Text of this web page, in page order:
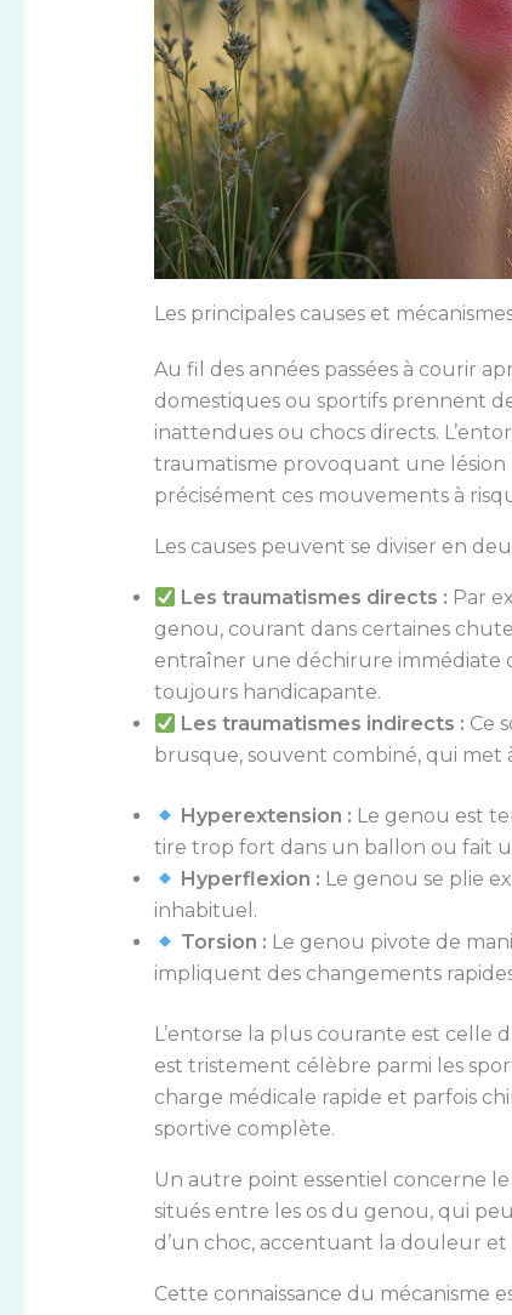
Les principales causes et
Au fil des années passées à courir
domestiques ou sportifs prennent
inattendues ou chocs directs.
traumatisme provoquant une
précisément ces mouvements à
Les causes peuvent se diviser en
Les traumatismes directs : Par
genou, courant dans certaines
entraîner une déchirure immédiate
toujours handicapante.
Les traumatismes indirects : Ce
brusque, souvent combiné, qui met
Hyperextension : Le genou est
tire trop fort dans un ballon ou fait
Hyperflexion : Le genou se plie
inhabituel.
Torsion : Le genou pivote de
impliquent des changements
L’entorse la plus courante est
est tristement célèbre parmi les
charge médicale rapide et parfois
sportive complète.
Un autre point essentiel concerne
situés entre les os du genou, qui
d’un choc, accentuant la douleur
Cette connaissance du mécanisme